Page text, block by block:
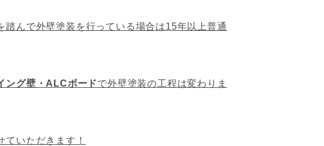
踏んで外壁塗装を行っている場合は15年以上普通
ング壁・ALCボードで外壁塗装の工程は変わりま
いただきます！